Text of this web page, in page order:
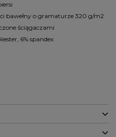
bawełny o gramaturze 320 g/m2
ściągaczami
6% spandex